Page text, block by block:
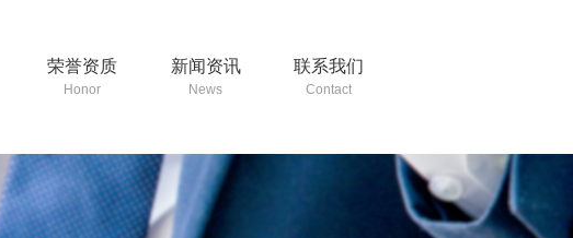
荣誉资质
Honor
新闻资讯
News
联系我们
Contact